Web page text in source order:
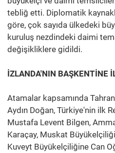
tebliğ etti. Diplomatik
göre, çok sayıda ülkedeki
kuruluş nezdindeki daimi
değişikliklere gidildi.
İZLANDA'NIN BAŞKENTİNE
Atamalar kapsamında
Aydın Doğan, Türkiye'nin ilk
Mustafa Levent Bilgen,
Karaçay, Muskat
Kuveyt Büyükelçiliğine Can